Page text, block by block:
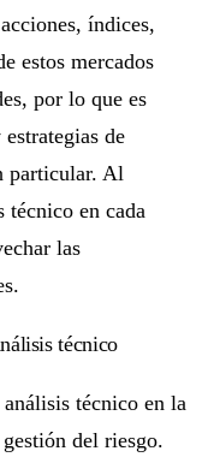
índices,
estos mercados
por lo que es
de
particular. Al
técnico en cada
las
técnico
técnico en la
del riesgo.